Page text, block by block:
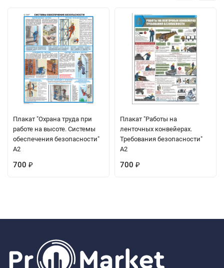
Плакат "Охрана труда при
работе на высоте. Системы
обеспечения безопасности"
А2
700 ₽
Плакат "Работы на
ленточных конвейерах.
Требования безопасности"
А2
700 ₽